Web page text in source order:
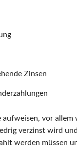
Zinsen
aufweisen, vor
verzinst wird
werden müssen